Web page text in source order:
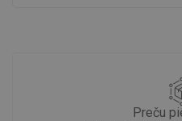
Preču